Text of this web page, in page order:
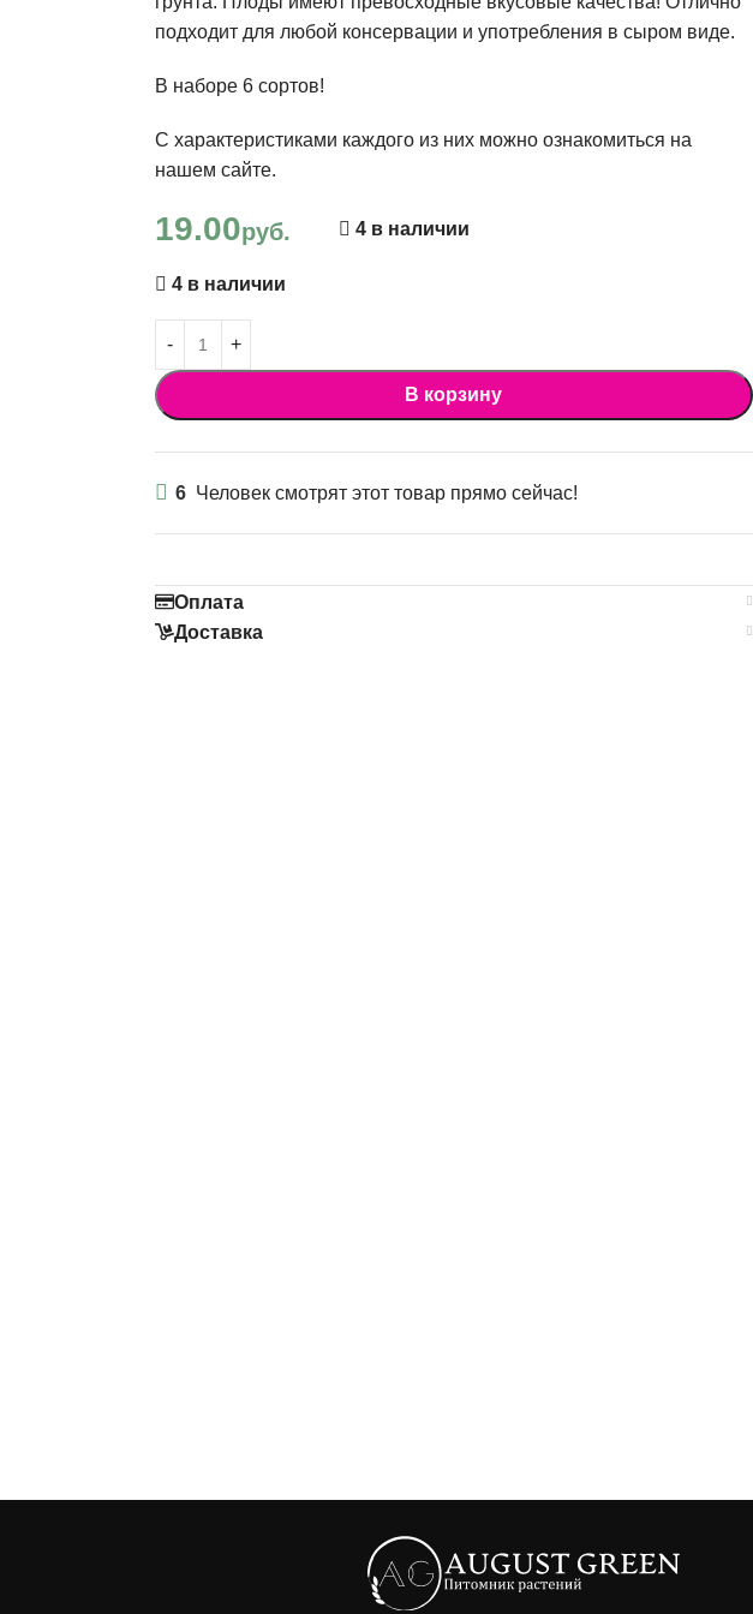
подходит для любой консервации и употребления в сыром виде.
В наборе 6 сортов!
С характеристиками каждого из них можно ознакомиться на
нашем сайте.
19.00руб. 4 в наличии
4 в наличии
В корзину
6 Человек смотрят этот товар прямо сейчас!
Оплата
Доставка